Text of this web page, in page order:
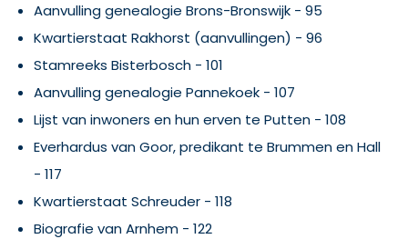
Aanvulling genealogie Brons-Bronswijk - 95
Kwartierstaat Rakhorst (aanvullingen) - 96
Stamreeks Bisterbosch - 101
Aanvulling genealogie Pannekoek - 107
Lijst van inwoners en hun erven te Putten - 108
Everhardus van Goor, predikant te Brummen en Hall
- 117
Kwartierstaat Schreuder - 118
Biografie van Arnhem - 122